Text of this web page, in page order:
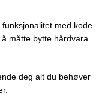
med kode
måtte bytte hårdvara
deg alt du behøver